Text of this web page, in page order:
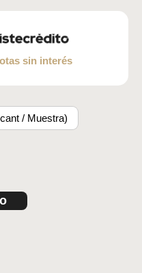
sin interés
/ Muestra)